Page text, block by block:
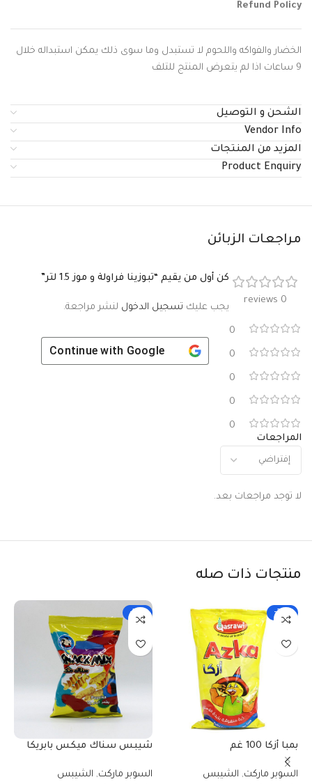
Refund Policy
الخضار والفواكه واللحوم لا تستبدل وما سوى ذلك يمكن استبداله خلال
9 ساعات اذا لم يتعرض المنتج للتلف
الشحن و التوصيل
Vendor Info
المزيد من المنتجات
Product Enquiry
مراجعات الزبائن
0 reviews
0
0
0
0
0
المراجعات
لا توجد مراجعات بعد.
كن أول من يقيم “تبوزينا فراولة و موز 1.5 لتر”
يجب عليك تسجيل الدخول لنشر مراجعة.
Continue with Google
منتجات ذات صله
-25%
بمبا أزكا 100 غم
السوبر ماركت, الشيبس
-33%
شيبس سناك ميكس بابريكا
السوبر ماركت, الشيبس